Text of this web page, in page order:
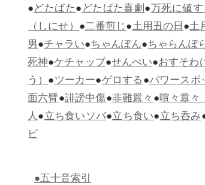
●どたばた●どたばた喜劇●万死に値
（しにせ）●二番煎じ●土用丑の日●土
男●チャラい●ちゃんぽん●ちゃらんぽ
死神●ケチャップ●せんべい●おすそわ
う）●ツーカー●ゲロする●パワースポ
面六臂●誹謗中傷●非難囂々●喧々囂々
人●立ち食いソバ●立ち食い●立ち呑み
ビ
●五十音索引